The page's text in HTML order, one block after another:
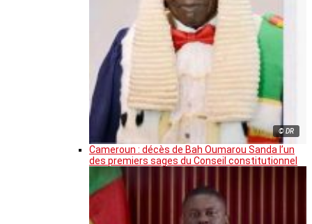
© DR
Cameroun : décès de Bah Oumarou Sanda l’un
des premiers sages du Conseil constitutionnel